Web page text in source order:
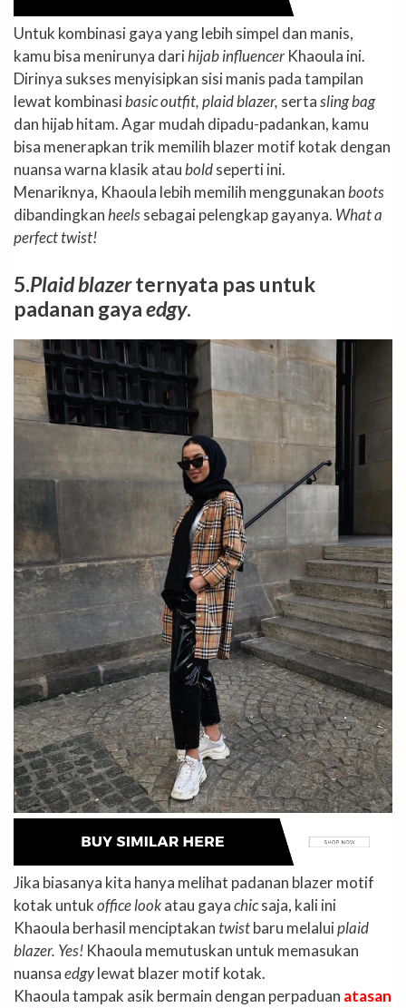
Untuk kombinasi gaya yang lebih simpel dan manis,
kamu bisa menirunya darihijab influencer Khaoula ini.
Dirinya sukses menyisipkan sisi manis pada tampilan
lewat kombinasibasic outfit, plaid blazer, sertasling bag
dan hijab hitam. Agar mudah dipadu-padankan, kamu
bisa menerapkan trik memilih blazer motif kotak dengan
nuansa warna klasik atauboldseperti ini.
Menariknya, Khaoula lebih memilih menggunakanboots
dibandingkanheelssebagai pelengkap gayanya. What a
perfect twist!
5.Plaid blazerternyata pas untuk
padanan gayaedgy.
Jika biasanya kita hanya melihat padanan blazer motif
kotak untukoffice lookatau gayachicsaja, kali ini
Khaoula berhasil menciptakan twistbaru melaluiplaid
blazer. Yes! Khaoula memutuskan untuk memasukan
nuansaedgylewat blazer motif kotak.
Khaoula tampak asik bermain dengan perpaduan atasan